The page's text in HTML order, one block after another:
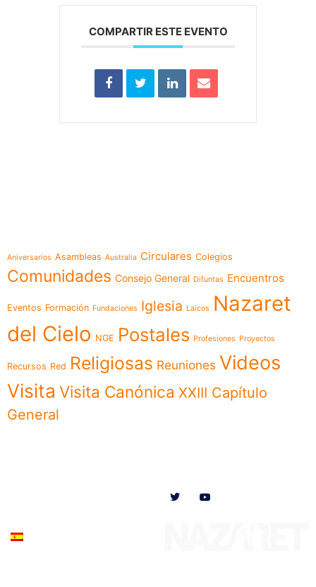
COMPARTIR ESTE EVENTO
Aniversarios Asambleas Australia Circulares Colegios
Comunidades Consejo General Difuntas Encuentros
Eventos Formación Fundaciones Iglesia Laicos
Nazaret
del Cielo NGE Postales Profesiones Proyectos
Recursos Red Religiosas Reuniones Videos
Visita Visita Canónica XXIII Capítulo
General